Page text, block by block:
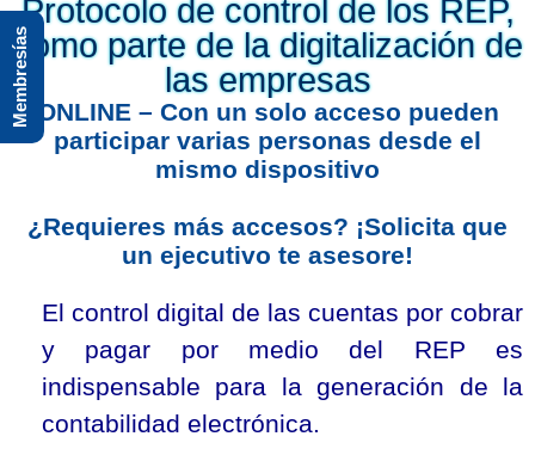
Grabados
Registro
Iniciar sesión
Protocolo de control de los REP,
como parte de la digitalización de
las empresas
ONLINE – Con un solo acceso pueden
participar varias personas desde el
mismo dispositivo
¿Requieres más accesos? ¡Solicita que
un ejecutivo te asesore!
El control digital de las cuentas por cobrar
y pagar por medio del REP es
indispensable para la generación de la
contabilidad electrónica.
Membresías